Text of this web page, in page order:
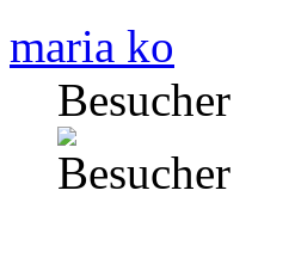
maria ko
Besucher